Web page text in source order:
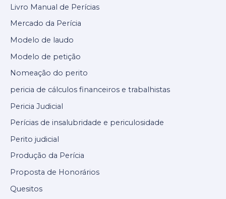
Livro Manual de Perícias
Mercado da Perícia
Modelo de laudo
Modelo de petição
Nomeação do perito
pericia de cálculos financeiros e trabalhistas
Pericia Judicial
Perícias de insalubridade e periculosidade
Perito judicial
Produção da Perícia
Proposta de Honorários
Quesitos